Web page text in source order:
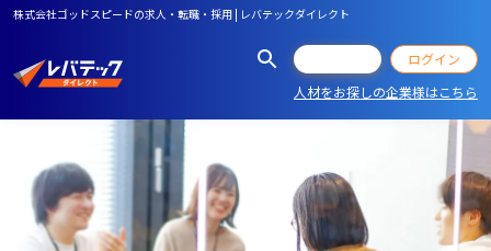
株式会社ゴッドスピードの求人・転職・採用 | レバテックダイレクト
ログイン
人材をお探しの企業様はこちら